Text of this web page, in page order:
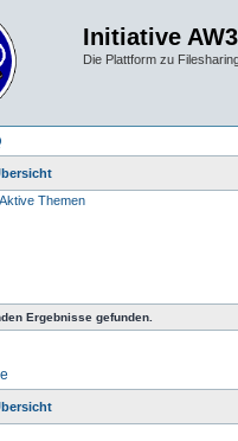
Initiative
Die Plattform zu
Aktive Themen
Ergebnisse gefunden.